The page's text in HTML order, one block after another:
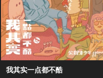
我其实一点都不酷